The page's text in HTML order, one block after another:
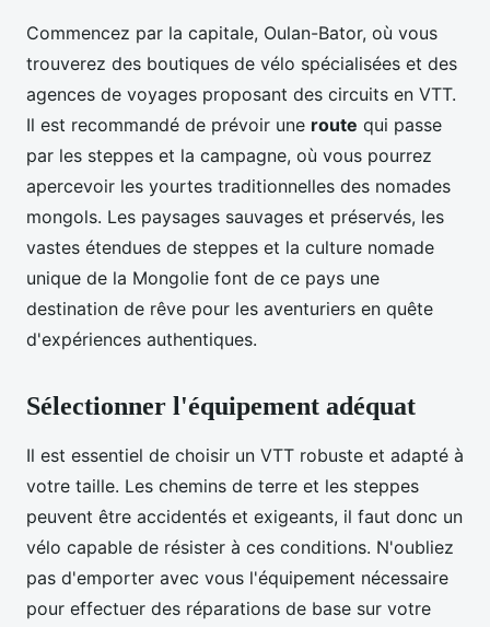
Commencez par la capitale, Oulan-Bator, où vous
trouverez des boutiques de vélo spécialisées et des
agences de voyages proposant des circuits en VTT.
Il est recommandé de prévoir une route qui passe
par les steppes et la campagne, où vous pourrez
apercevoir les yourtes traditionnelles des nomades
mongols. Les paysages sauvages et préservés, les
vastes étendues de steppes et la culture nomade
unique de la Mongolie font de ce pays une
destination de rêve pour les aventuriers en quête
d'expériences authentiques.
Sélectionner l'équipement adéquat
Il est essentiel de choisir un VTT robuste et adapté à
votre taille. Les chemins de terre et les steppes
peuvent être accidentés et exigeants, il faut donc un
vélo capable de résister à ces conditions. N'oubliez
pas d'emporter avec vous l'équipement nécessaire
pour effectuer des réparations de base sur votre